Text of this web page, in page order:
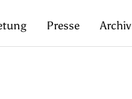
Presse Archiv